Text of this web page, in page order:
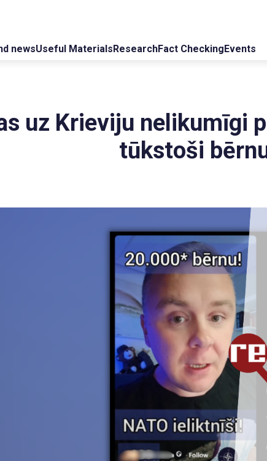
newsUseful MaterialsResearchFact CheckingEvents
uz Krieviju nelikumīgi
tūkstoši